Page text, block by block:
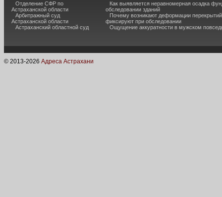
Отделение СФР по
Астраханской области
Арбитражный суд
Астраханской области
Астраханский областной суд
Как выявляется неравномерная осадка
обследовании зданий
Почему возникают деформации перекрытий
фиксируют при обследовании
Ощущение аккуратности в мужском
© 2013-2026 Адреса Астрахани